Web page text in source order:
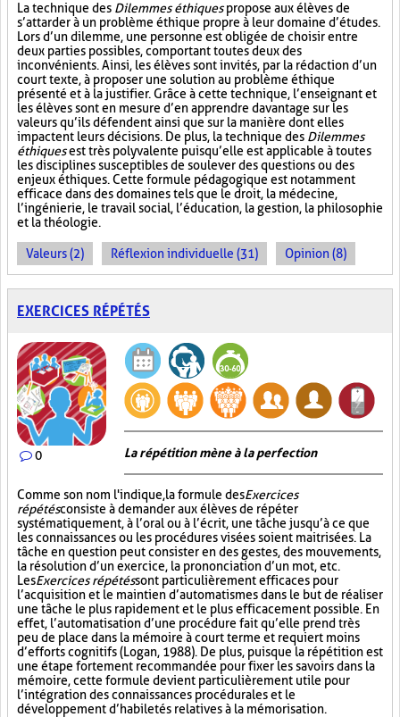
La technique des Dilemmes éthiquespropose aux élèves de
s’attarder à un problème éthique propre à leur domaine d’études.
Lors d’un dilemme, une personne est obligée de choisir entre
deux parties possibles, comportant toutes deux des
inconvénients. Ainsi, les élèves sont invités, par la rédaction d’un
court texte, à proposer une solution au problème éthique
présenté et à la justifier. Grâce à cette technique, l’enseignant et
les élèves sont en mesure d’en apprendre davantage sur les
valeurs qu’ils défendent ainsi que sur la manière dont elles
impactent leurs décisions. De plus, la technique des Dilemmes
éthiquesest très polyvalente puisqu’elle est applicable à toutes
les disciplines susceptibles de soulever des questions ou des
enjeux éthiques. Cette formule pédagogique est notamment
efficace dans des domaines tels que le droit, la médecine,
l’ingénierie, le travail social, l’éducation, la gestion, la philosophie
et la théologie.
Valeurs (2) Réflexion individuelle (31) Opinion (8)
EXERCICES RÉPÉTÉS
0 La répétition mène à la perfection
Comme son nom l'indique, la formule desExercices
répétésconsiste à demander aux élèves de répéter
systématiquement, à l’oral ou à l’écrit, une tâche jusqu’à ce que
les connaissances ou les procédures visées soient maitrisées. La
tâche en question peut consister en des gestes, des mouvements,
la résolution d’un exercice, la prononciation d’un mot, etc.
LesExercices répétéssont particulièrement efficaces pour
l’acquisition et le maintien d’automatismes dans le but de réaliser
une tâche le plus rapidement et le plus efficacement possible. En
effet, l’automatisation d’une procédure fait qu’elle prend très
peu de place dans la mémoire à court terme et requiert moins
d’efforts cognitifs (Logan, 1988). De plus, puisque la répétition est
une étape fortement recommandée pour fixer les savoirs dans la
mémoire, cette formule devient particulièrement utile pour
l’intégration des connaissances procédurales et le
développement d’habiletés relatives à la mémorisation.